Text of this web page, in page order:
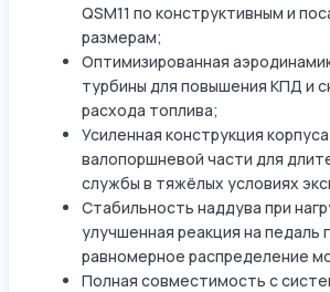
QSM11 по конструктивным и
размерам;
Оптимизированная
турбины для повышения КПД и
расхода топлива;
Усиленная конструкция
валопоршневой части для
службы в тяжёлых условиях
Стабильность наддува при
улучшенная реакция на педаль
равномерное распределение
Полная совместимость с